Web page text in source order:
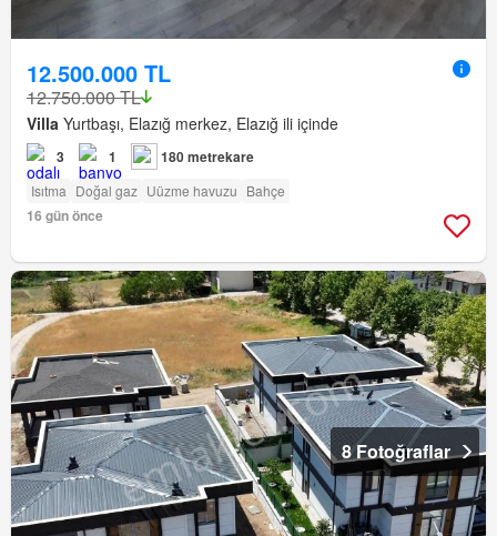
12.500.000 TL
12.750.000 TL
Villa Yurtbaşı, Elazığ merkez, Elazığ ili içinde
3 1 180 metrekare
Isıtma Doğal gaz Uüzme havuzu Bahçe
16 gün önce
8 Fotoğraflar